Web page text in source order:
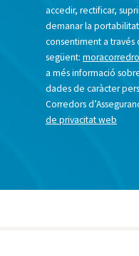
accedir, rectificar,
demanar la
consentiment a través
següent:
a més informació
dades de caràcter
Corredors
de privacitat web